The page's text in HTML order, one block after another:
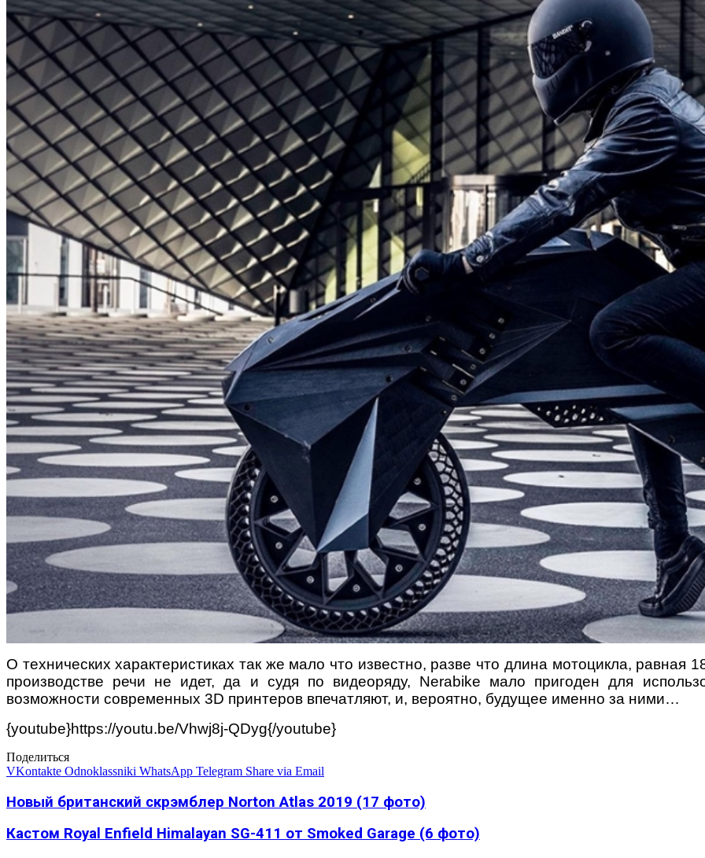
О технических характеристиках так же мало что известно, разве что длина мотоцикла, равная
производстве речи не идет, да и судя по видеоряду, Nerabike мало пригоден для
возможности современных 3D принтеров впечатляют, и, вероятно, будущее именно за ними…
{youtube}https://youtu.be/Vhwj8j-QDyg{/youtube}
Поделиться
VKontakte Odnoklassniki WhatsApp Telegram Share via Email
Новый британский скрэмблер Norton Atlas 2019 (17 фото)
Кастом Royal Enfield Himalayan SG-411 от Smoked Garage (6 фото)